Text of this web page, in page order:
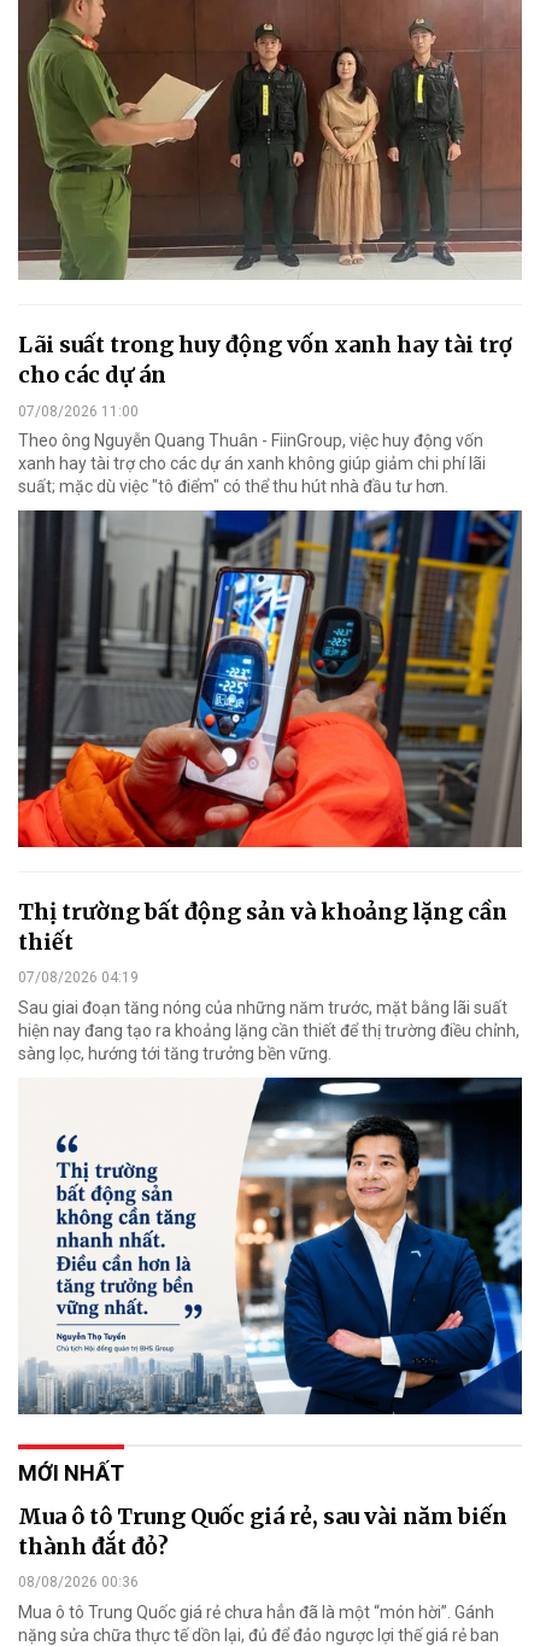
Lãi suất trong huy động vốn xanh hay tài trợ
cho các dự án
07/08/2026 11:00
Theo ông Nguyễn Quang Thuân - FiinGroup, việc huy động vốn
xanh hay tài trợ cho các dự án xanh không giúp giảm chi phí lãi
suất; mặc dù việc "tô điểm" có thể thu hút nhà đầu tư hơn.
Thị trường bất động sản và khoảng lặng cần
thiết
07/08/2026 04:19
Sau giai đoạn tăng nóng của những năm trước, mặt bằng lãi suất
hiện nay đang tạo ra khoảng lặng cần thiết để thị trường điều chỉnh,
sàng lọc, hướng tới tăng trưởng bền vững.
MỚI NHẤT
Mua ô tô Trung Quốc giá rẻ, sau vài năm biến
thành đắt đỏ?
08/08/2026 00:36
Mua ô tô Trung Quốc giá rẻ chưa hẳn đã là một “món hời”. Gánh
nặng sửa chữa thực tế dồn lại, đủ để đảo ngược lợi thế giá rẻ ban